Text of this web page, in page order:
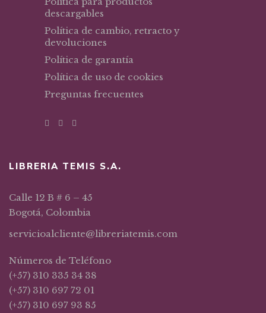
descargables
Política de cambio, retracto y
devoluciones
Política de garantía
Política de uso de cookies
Preguntas frecuentes
LIBRERIA TEMIS S.A.
Calle 12 B # 6 – 45
Bogotá, Colombia
servicioalcliente@libreriatemis.com
Números de Teléfono
(+57) 310 335 34 38
(+57) 310 697 72 01
(+57) 310 697 93 85